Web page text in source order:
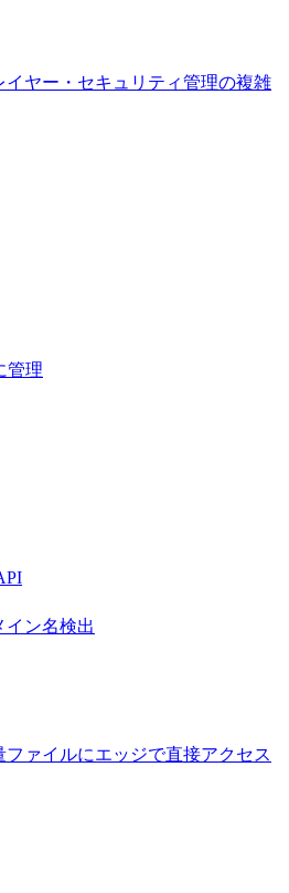
イヤー・セキュリティ管理の複雑
管理
イン名検出
ァイルにエッジで直接アクセス